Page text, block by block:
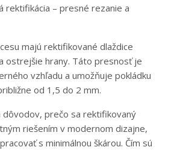
rektifikácia – presné rezanie a
majú rektifikované dlaždice
ostrejšie hrany. Táto presnosť je
vzhľadu a umožňuje pokládku
od 1,5 do 2 mm.
dôvodov, prečo sa rektifikovaný
riešením v modernom dizajne,
s minimálnou škárou. Čím sú